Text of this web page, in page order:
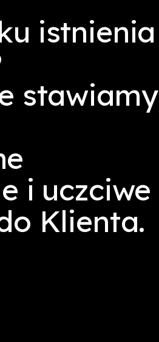
istnienia
stawiamy
i uczciwe
Klienta.